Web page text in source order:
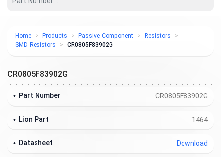
Home Products Passive Component
Resistors
SMD Resistors
CR0805F83902G
CR0805F83902G
CR0805F83902G
Part Number
1464
Lion Part
Download
Datasheet